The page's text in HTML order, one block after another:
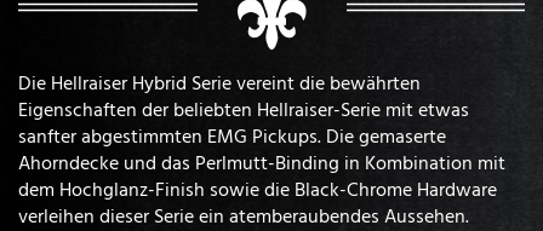
Die Hellraiser Hybrid Serie vereint die bewährten
Eigenschaften der beliebten Hellraiser-Serie mit etwas
sanfter abgestimmten EMG Pickups. Die gemaserte
Ahorndecke und das Perlmutt-Binding in Kombination mit
dem Hochglanz-Finish sowie die Black-Chrome Hardware
verleihen dieser Serie ein atemberaubendes Aussehen.